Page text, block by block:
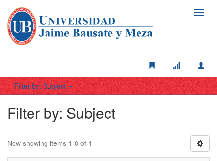
Filter by: Subject
Filter by: Subject
Now showing items 1-8 of 1